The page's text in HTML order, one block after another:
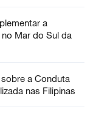
a
Mar do Sul da
a Conduta
nas Filipinas